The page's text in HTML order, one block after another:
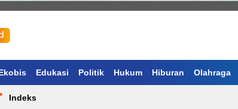
Edukasi Politik Hukum Hiburan Olahraga
Indeks